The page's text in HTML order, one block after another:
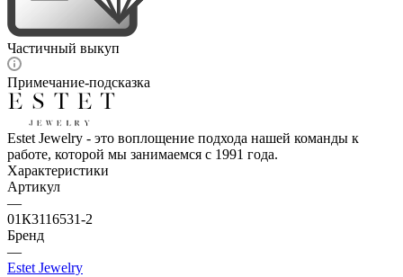
Частичный выкуп
Примечание-подсказка
Estet Jewelry - это воплощение подхода нашей команды к
работе, которой мы занимаемся с 1991 года.
Характеристики
Артикул
—
01К3116531-2
Бренд
—
Estet Jewelry